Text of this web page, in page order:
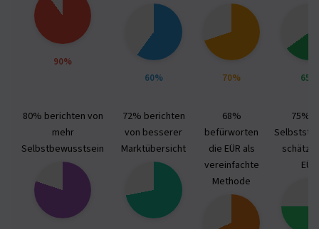
90%
60% 70% 65%
80% berichten von
mehr
Selbstbewusstsein
72% berichten
von besserer
Marktübersicht
68%
befürworten
die EÜR als
vereinfachte
Methode
75%
EÜR